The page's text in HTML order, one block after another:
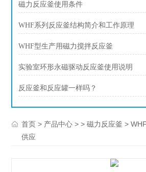
磁力反应釜使用条件
WHF系列反应釜结构简介和工作原理
WHF型生产用磁力搅拌反应釜
实验室环形永磁驱动反应釜使用说明
反应釜和反应罐一样吗？
首页 > 产品中心 > >磁力反应釜 >
供应